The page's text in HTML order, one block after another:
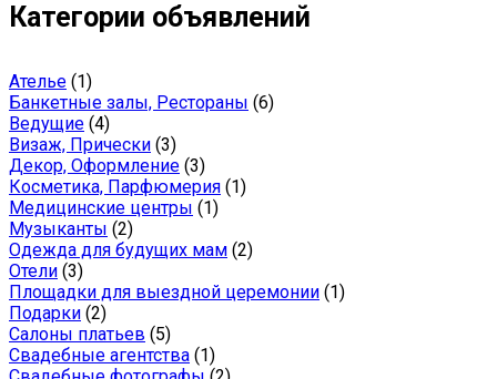
Категории объявлений
Ателье (1)
Банкетные залы, Рестораны (6)
Ведущие (4)
Визаж, Прически (3)
Декор, Оформление (3)
Косметика, Парфюмерия (1)
Медицинские центры (1)
Музыканты (2)
Одежда для будущих мам (2)
Отели (3)
Площадки для выездной церемонии (1)
Подарки (2)
Салоны платьев (5)
Свадебные агентства (1)